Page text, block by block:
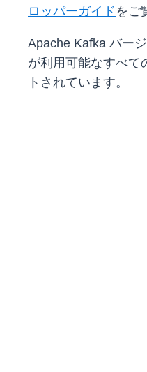
ロッパーガイド をご
Apache Kafka バー
が利用可能なすべて
トされています。